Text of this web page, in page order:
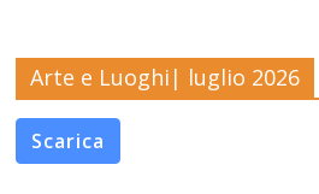
Arte e Luoghi| luglio 2026
Scarica